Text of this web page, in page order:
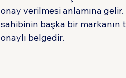
onay verilmesi anlamına
sahibinin başka bir markanın
onaylı belgedir.